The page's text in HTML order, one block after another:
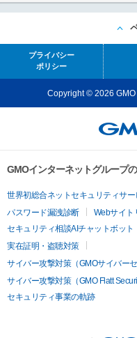
プライバシー
ポリシー
Copyright © 2026 GMO
GMOインターネットグループ
世界初総合ネットセキュリティサー
パスワード漏洩診断
Webサイト
セキュリティ相談AIチャットボット
実在証明・盗聴対策
サイバー攻撃対策（GMOサイバー
サイバー攻撃対策（GMO Flatt
セキュリティ事業の軌跡